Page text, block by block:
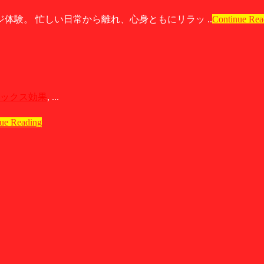
験。 忙しい日常から離れ、心身ともにリラッ ..Continue
クス効果, ...
Reading